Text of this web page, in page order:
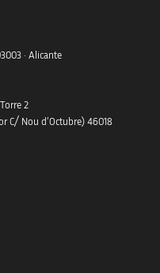
· Alicante
2
C/ Nou d’Octubre) 46018